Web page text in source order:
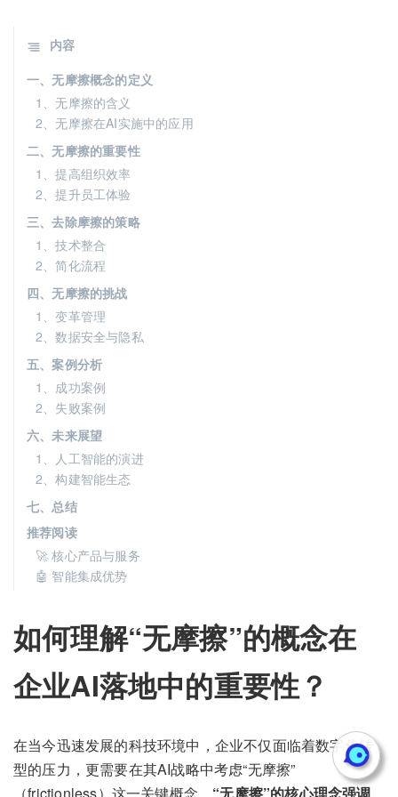
如何理解“无摩擦”的概念在
企业AI落地中的重要性？
在当今迅速发展的科技环境中，企业不仅面临着数字化转
型的压力，更需要在其AI战略中考虑“无摩擦”
内容
一、无摩擦概念的定义
1、无摩擦的含义
2、无摩擦在AI实施中的应用
二、无摩擦的重要性
1、提高组织效率
2、提升员工体验
三、去除摩擦的策略
1、技术整合
2、简化流程
四、无摩擦的挑战
1、变革管理
2、数据安全与隐私
五、案例分析
1、成功案例
2、失败案例
六、未来展望
1、人工智能的演进
2、构建智能生态
七、总结
推荐阅读
🚀 核心产品与服务
🤖 智能集成优势